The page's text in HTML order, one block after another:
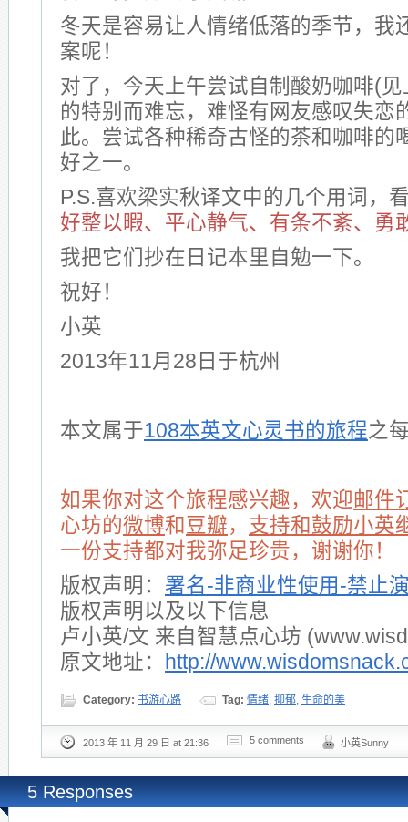
冬天是容易让人情绪低落的季节，我
案呢！
对了，今天上午尝试自制酸奶咖啡(
的特别而难忘，难怪有网友感叹失恋
此。尝试各种稀奇古怪的茶和咖啡的
好之一。
P.S.喜欢梁实秋译文中的几个用词，
好整以暇、平心静气、有条不紊、勇
我把它们抄在日记本里自勉一下。
祝好！
小英
2013年11月28日于杭州
本文属于108本英文心灵书的旅程之
如果你对这个旅程感兴趣，欢迎邮件
心坊的微博和 豆瓣， 支持和鼓励小英
一份支持都对我弥足珍贵，谢谢你！
版权声明： 署名-非商业性使用-禁止
版权声明以及以下信息
卢小英/文 来自智慧点心坊
原文地址：
http://
Category: 书游心路 Tag: 情绪, 抑郁, 生命的美
2013 年 11 月 29 日 at 21:36 5 comments 小英Sunny
5 Responses